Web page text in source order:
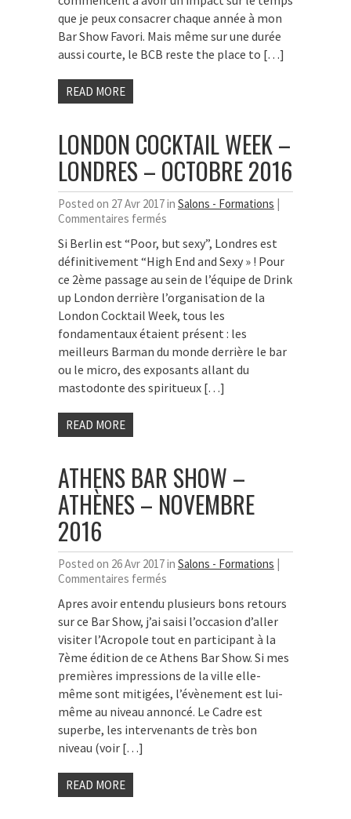
–
Octobre
2016
que je peux consacrer chaque année à mon
Bar Show Favori. Mais même sur une durée
aussi courte, le BCB reste the place to […]
READ MORE
LONDON COCKTAIL WEEK –
LONDRES – OCTOBRE 2016
Posted on 27 Avr 2017 in Salons - Formations |
Commentaires fermés
Cocktail
Week
–
Londres
–
Octobre
2016
Si Berlin est “Poor, but sexy”, Londres est
définitivement “High End and Sexy » ! Pour
ce 2ème passage au sein de l’équipe de Drink
up London derrière l’organisation de la
London Cocktail Week, tous les
fondamentaux étaient présent : les
meilleurs Barman du monde derrière le bar
ou le micro, des exposants allant du
mastodonte des spiritueux […]
READ MORE
ATHENS BAR SHOW –
ATHÈNES – NOVEMBRE
2016
Posted on 26 Avr 2017 in Salons - Formations |
Commentaires fermés
Bar
Show
–
Athènes
–
Novembre
2016
Apres avoir entendu plusieurs bons retours
sur ce Bar Show, j’ai saisi l’occasion d’aller
visiter l’Acropole tout en participant à la
7ème édition de ce Athens Bar Show. Si mes
premières impressions de la ville elle-
même sont mitigées, l’évènement est lui-
même au niveau annoncé. Le Cadre est
superbe, les intervenants de très bon
niveau (voir […]
READ MORE